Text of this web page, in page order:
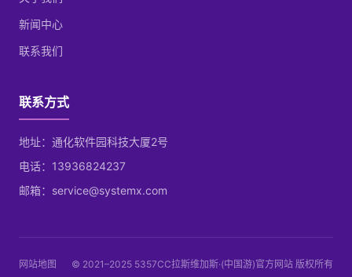
新闻中心
联系我们
联系方式
地址：通化软件园科技大厦2号
电话：13936824237
邮箱：service@systemx.com
网站地图 © 2021–2025 5357CC拉斯维加斯·(中国游)官方网站 版权所有